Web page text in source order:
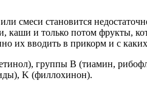
смеси становится
и только потом фрукты,
их вводить в прикорм и с
группы B (тиамин,
K (филлохинон).